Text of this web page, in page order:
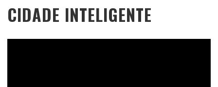
CIDADE INTELIGENTE